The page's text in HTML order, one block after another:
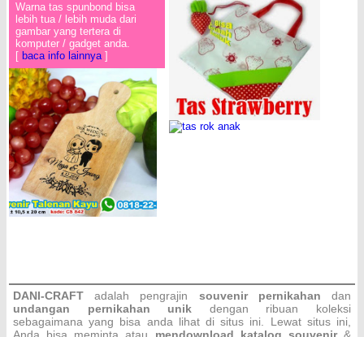
Warna tas spunbond bisa
lebih tua / lebih muda dari
gambar yang tertera di
komputer / gadget anda.
[ baca info lainnya]
DANI-CRAFTadalah pengrajin souvenir pernikahandan
undangan pernikahan unik dengan ribuan koleksi
sebagaimana yang bisa anda lihat di situs ini. Lewat situs ini,